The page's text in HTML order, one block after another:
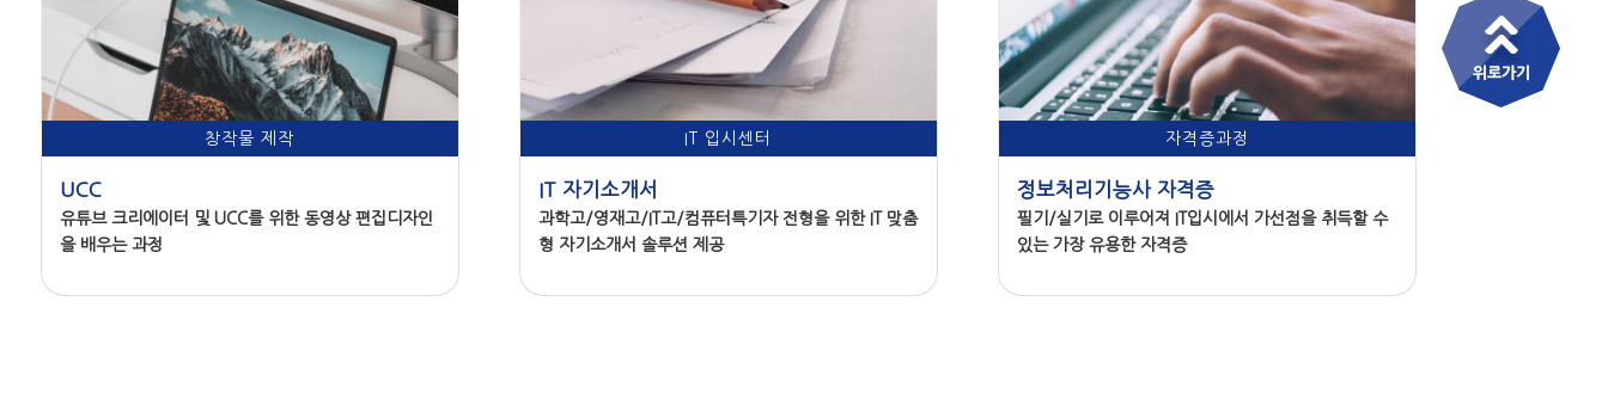
창작물 제작
UCC
유튜브 크리에이터 및 UCC를 위한 동영상 편집디자인
을 배우는 과정
IT 입시센터
IT 자기소개서
과학고/영재고/IT고/컴퓨터특기자 전형을 위한 IT 맞춤
형 자기소개서 솔루션 제공
자격증과정
정보처리기능사 자격증
필기/실기로 이루어져 IT입시에서 가선점을 취득할 수
있는 가장 유용한 자격증